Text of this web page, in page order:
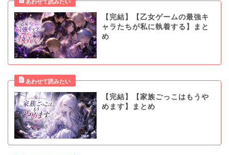
【完結】【乙女ゲームの最強キ
ャラたちが私に執着する】まと
め
【完結】【家族ごっこはもうや
めます】まとめ